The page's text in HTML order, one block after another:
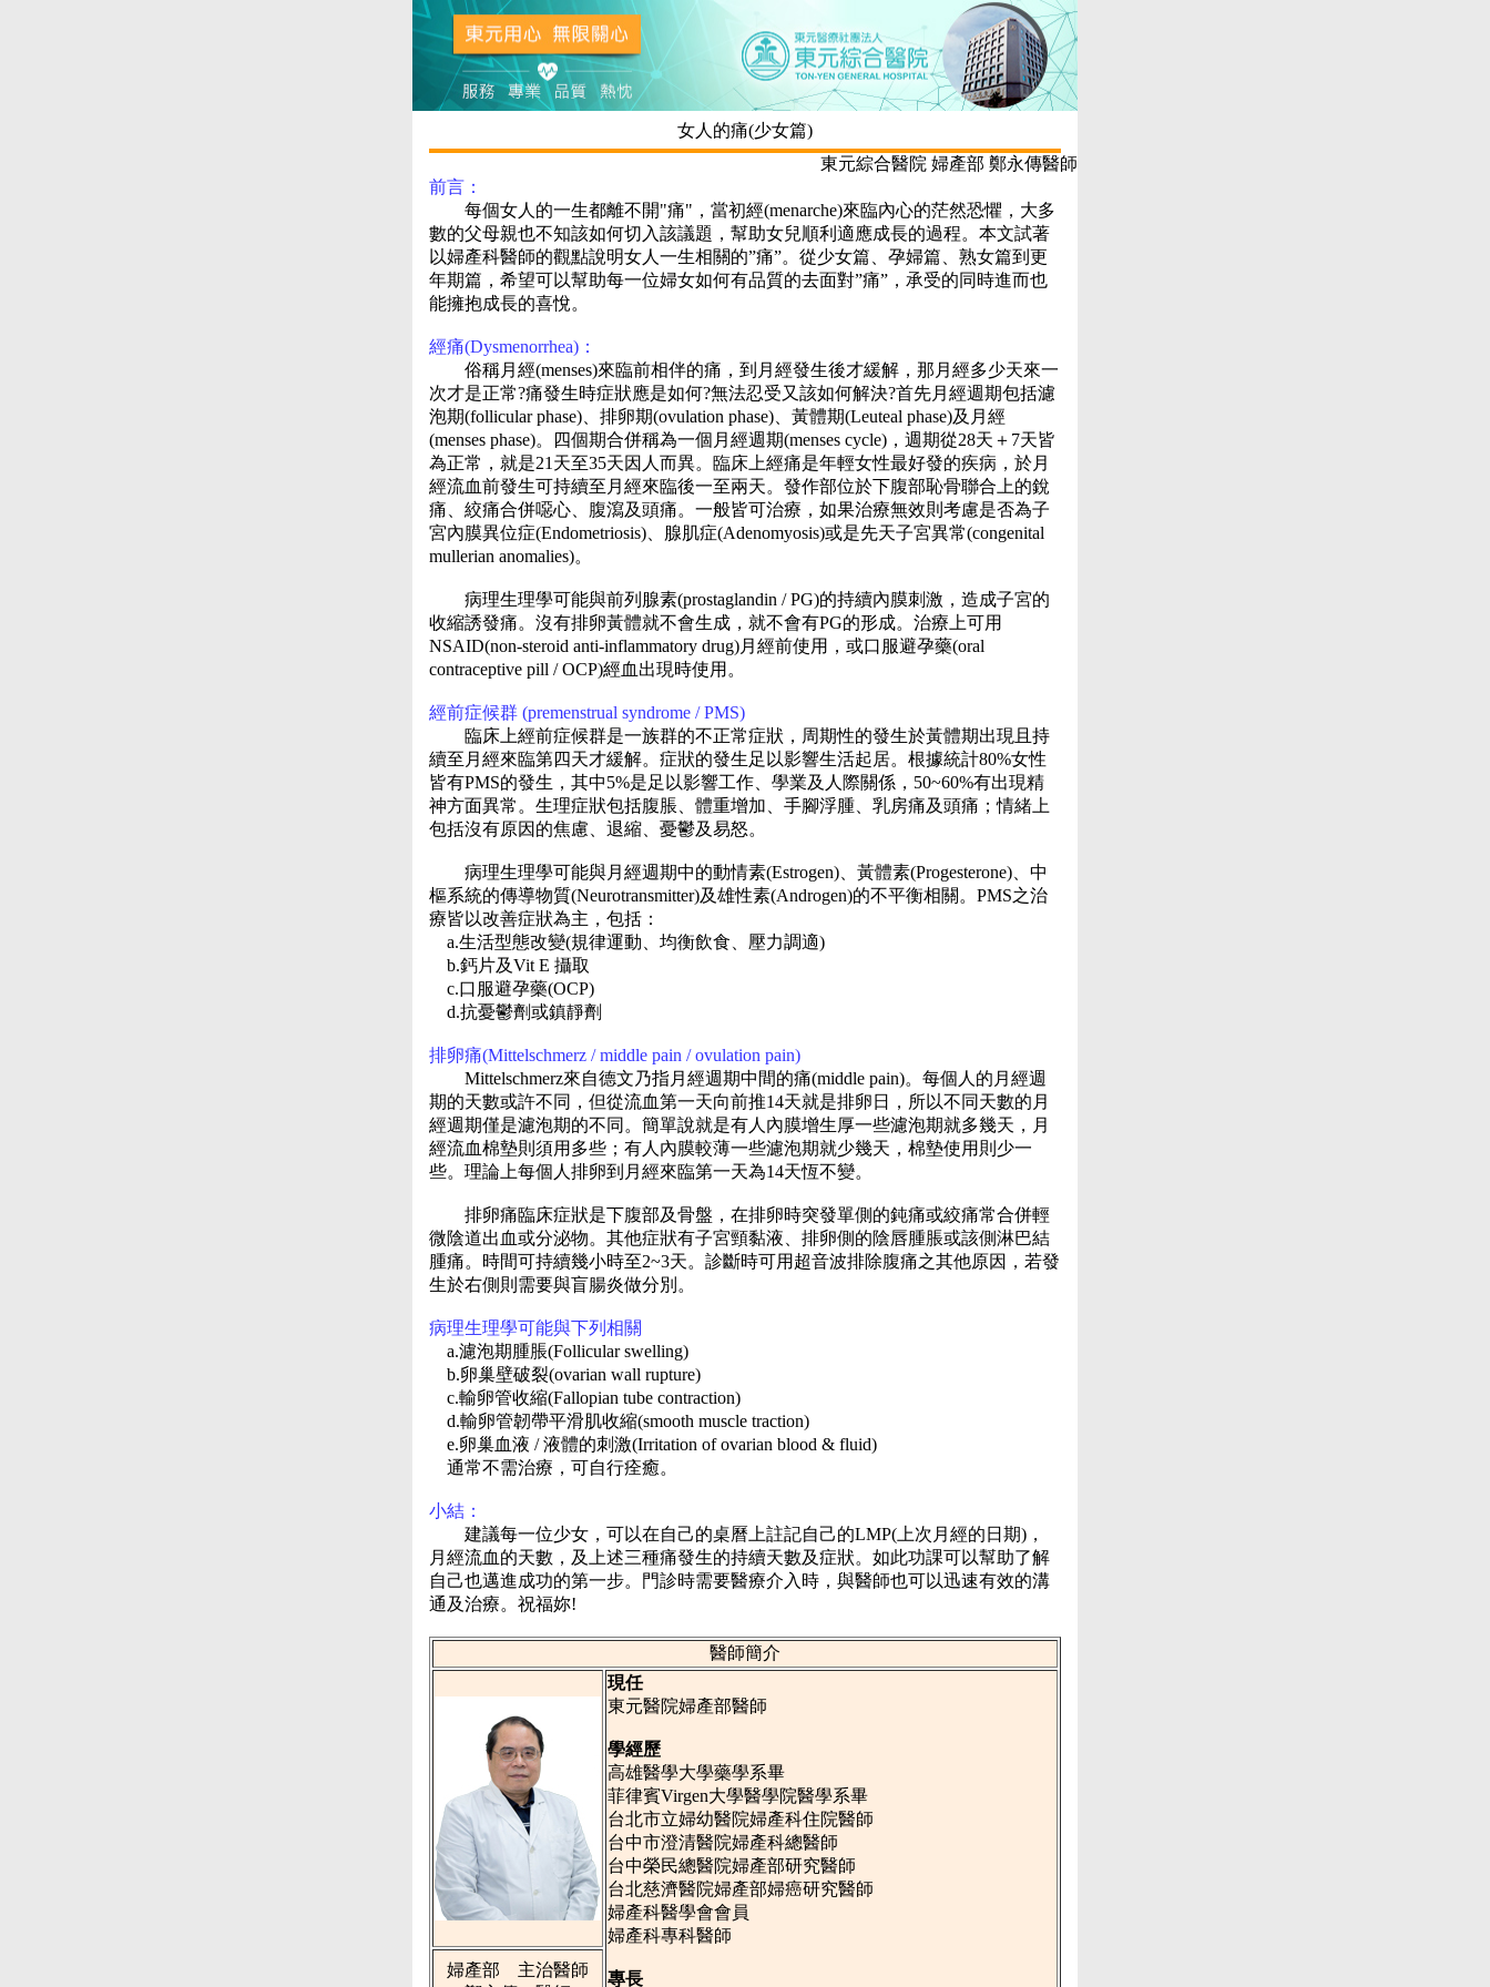
女人的痛(少女篇)
東元綜合醫院 婦產部 鄭永傳醫師
前言：
每個女人的一生都離不開"痛"，當初經(menarche)來臨內心的茫然恐懼，大多
數的父母親也不知該如何切入該議題，幫助女兒順利適應成長的過程。本文試著
以婦產科醫師的觀點說明女人一生相關的”痛”。從少女篇、孕婦篇、熟女篇到更
年期篇，希望可以幫助每一位婦女如何有品質的去面對”痛”，承受的同時進而也
能擁抱成長的喜悅。
經痛(Dysmenorrhea)：
俗稱月經(menses)來臨前相伴的痛，到月經發生後才緩解，那月經多少天來一
次才是正常?痛發生時症狀應是如何?無法忍受又該如何解決?首先月經週期包括濾
泡期(follicular phase)、排卵期(ovulation phase)、黃體期(Leuteal phase)及月經
(menses phase)。四個期合併稱為一個月經週期(menses cycle)，週期從28天＋7天皆
為正常，就是21天至35天因人而異。臨床上經痛是年輕女性最好發的疾病，於月
經流血前發生可持續至月經來臨後一至兩天。發作部位於下腹部恥骨聯合上的銳
痛、絞痛合併噁心、腹瀉及頭痛。一般皆可治療，如果治療無效則考慮是否為子
宮內膜異位症(Endometriosis)、腺肌症(Adenomyosis)或是先天子宮異常(congenital
mullerian anomalies)。
病理生理學可能與前列腺素(prostaglandin / PG)的持續內膜刺激，造成子宮的
收縮誘發痛。沒有排卵黃體就不會生成，就不會有PG的形成。治療上可用
NSAID(non-steroid anti-inflammatory drug)月經前使用，或口服避孕藥(oral
contraceptive pill / OCP)經血出現時使用。
經前症候群 (premenstrual syndrome / PMS)
臨床上經前症候群是一族群的不正常症狀，周期性的發生於黃體期出現且持
續至月經來臨第四天才緩解。症狀的發生足以影響生活起居。根據統計80%女性
皆有PMS的發生，其中5%是足以影響工作、學業及人際關係，50~60%有出現精
神方面異常。生理症狀包括腹脹、體重增加、手腳浮腫、乳房痛及頭痛；情緒上
包括沒有原因的焦慮、退縮、憂鬱及易怒。
病理生理學可能與月經週期中的動情素(Estrogen)、黃體素(Progesterone)、中
樞系統的傳導物質(Neurotransmitter)及雄性素(Androgen)的不平衡相關。PMS之治
療皆以改善症狀為主，包括：
a.生活型態改變(規律運動、均衡飲食、壓力調適)
b.鈣片及Vit E 攝取
c.口服避孕藥(OCP)
d.抗憂鬱劑或鎮靜劑
排卵痛(Mittelschmerz / middle pain / ovulation pain)
Mittelschmerz來自德文乃指月經週期中間的痛(middle pain)。每個人的月經週
期的天數或許不同，但從流血第一天向前推14天就是排卵日，所以不同天數的月
經週期僅是濾泡期的不同。簡單說就是有人內膜增生厚一些濾泡期就多幾天，月
經流血棉墊則須用多些；有人內膜較薄一些濾泡期就少幾天，棉墊使用則少一
些。理論上每個人排卵到月經來臨第一天為14天恆不變。
排卵痛臨床症狀是下腹部及骨盤，在排卵時突發單側的鈍痛或絞痛常合併輕
微陰道出血或分泌物。其他症狀有子宮頸黏液、排卵側的陰唇腫脹或該側淋巴結
腫痛。時間可持續幾小時至2~3天。診斷時可用超音波排除腹痛之其他原因，若發
生於右側則需要與盲腸炎做分別。
病理生理學可能與下列相關
a.濾泡期腫脹(Follicular swelling)
b.卵巢壁破裂(ovarian wall rupture)
c.輸卵管收縮(Fallopian tube contraction)
d.輸卵管韌帶平滑肌收縮(smooth muscle traction)
e.卵巢血液 / 液體的刺激(Irritation of ovarian blood & fluid)
通常不需治療，可自行痊癒。
小結：
建議每一位少女，可以在自己的桌曆上註記自己的LMP(上次月經的日期)，
月經流血的天數，及上述三種痛發生的持續天數及症狀。如此功課可以幫助了解
自己也邁進成功的第一步。門診時需要醫療介入時，與醫師也可以迅速有效的溝
通及治療。祝福妳!
醫師簡介
現任
東元醫院婦產部醫師
學經歷
高雄醫學大學藥學系畢
菲律賓Virgen大學醫學院醫學系畢
台北市立婦幼醫院婦產科住院醫師
台中市澄清醫院婦產科總醫師
台中榮民總醫院婦產部研究醫師
台北慈濟醫院婦產部婦癌研究醫師
婦產科醫學會會員
婦產科專科醫師
專長
婦產部 主治醫師